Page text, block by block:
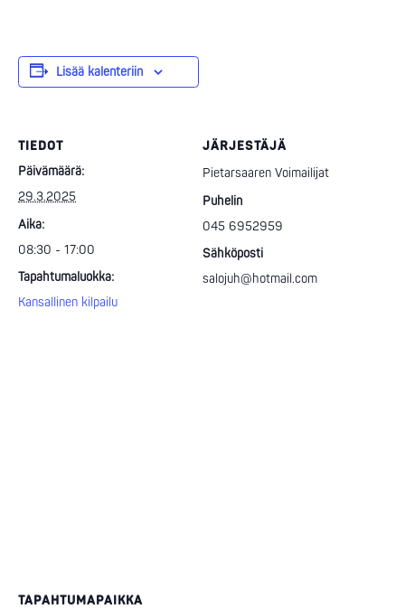
Lisää kalenteriin
TIEDOT
Päivämäärä:
29.3.2025
Aika:
08:30 - 17:00
Tapahtumaluokka:
Kansallinen kilpailu
JÄRJESTÄJÄ
Pietarsaaren Voimailijat
Puhelin
045 6952959
Sähköposti
salojuh@hotmail.com
TAPAHTUMAPAIKKA